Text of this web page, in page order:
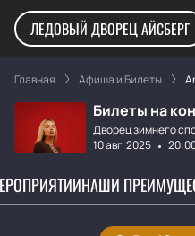
ЛЕДОВЫЙ ДВОРЕЦ АЙСБЕРГ
Главная Афиша и Билеты
Билеты на
Дворец зимнего
10 авг. 2025
НАШИ